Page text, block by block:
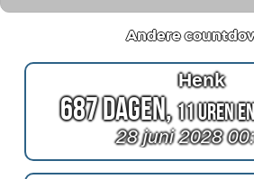
Andere
Henk
687 Dagen,11 Uren
28 juni 2028